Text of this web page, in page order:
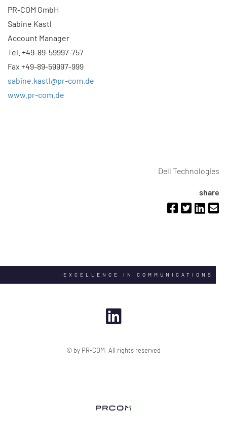
PR-COM GmbH
Sabine Kastl
Account Manager
Tel. +49-89-59997-757
Fax +49-89-59997-999
sabine.kastl@pr-com.de
www.pr-com.de
Dell Technologies
share
EXCELLENCE IN COMMUNICATIONS
© by PR-COM. All rights reserved